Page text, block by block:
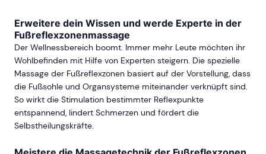
Erweitere dein Wissen und werde Experte in der
Fußreflexzonenmassage
Der Wellnessbereich boomt. Immer mehr Leute möchten ihr
Wohlbefinden mit Hilfe von Experten steigern. Die spezielle
Massage der Fußreflexzonen basiert auf der Vorstellung, dass
die Fußsohle und Organsysteme miteinander verknüpft sind.
So wirkt die Stimulation bestimmter Reflexpunkte
entspannend, lindert Schmerzen und fördert die
Selbstheilungskräfte.